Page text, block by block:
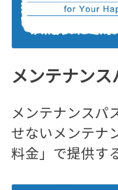
メンテナンス
メンテナンスパ
せないメンテナ
料金」で提供す